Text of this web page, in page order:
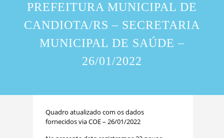
PREFEITURA MUNICIPAL DE
CANDIOTA/RS – SECRETARIA
MUNICIPAL DE SAÚDE –
26/01/2022
Quadro atualizado com os dados
fornecidos via COE – 26/01/2022